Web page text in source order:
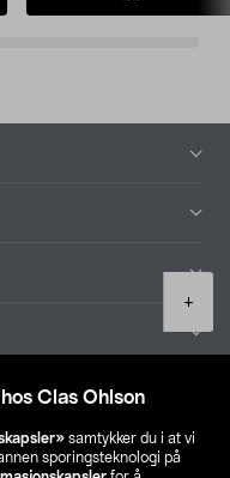
Clas Ohlson
samtykker du i at vi
sporingsteknologi på
+